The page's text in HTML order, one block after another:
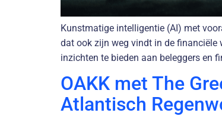
Kunstmatige intelligentie (AI) met
dat ook zijn weg vindt in de financiële
inzichten te bieden aan beleggers en
OAKK met The
Atlantisch